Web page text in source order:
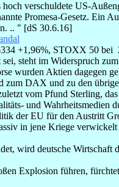
verschuldete US-
Promesa-Gesetz. Ein
.. " [dS 30.6.16]
+1,96%, STOXX 50 bei
steht im Widerspruch
wurden Aktien dagegen
DAX und zu den
vom Pfund Sterling,
und Wahrheitsmedien
der EU für den Austritt
in jene Kriege
wird deutsche Wirtschaft
Explosion führen,